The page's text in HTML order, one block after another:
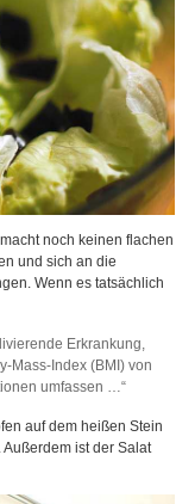
noch keinen flachen
und sich an die
Wenn es tatsächlich
Erkrankung,
Mass-Index (BMI) von
umfassen …“
auf dem heißen Stein
ist der Salat